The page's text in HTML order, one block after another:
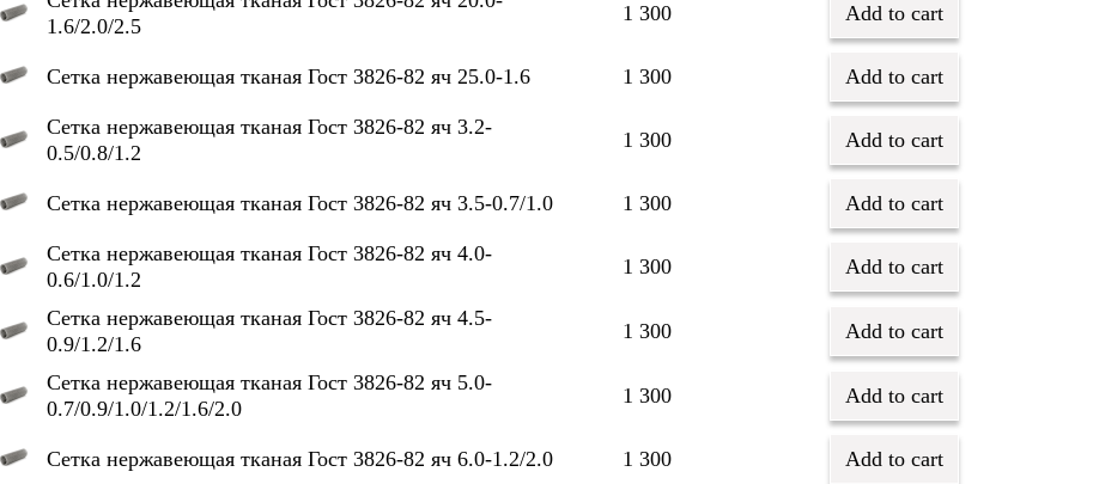
1.6/2.0/2.5
1 300 Add to cart
Сетка нержавеющая тканая Гост 3826-82 яч 25.0-1.6 1 300 Add to cart
Сетка нержавеющая тканая Гост 3826-82 яч 3.2-
0.5/0.8/1.2
1 300 Add to cart
Сетка нержавеющая тканая Гост 3826-82 яч 3.5-0.7/1.0 1 300 Add to cart
Сетка нержавеющая тканая Гост 3826-82 яч 4.0-
0.6/1.0/1.2
1 300 Add to cart
Сетка нержавеющая тканая Гост 3826-82 яч 4.5-
0.9/1.2/1.6
1 300 Add to cart
Сетка нержавеющая тканая Гост 3826-82 яч 5.0-
0.7/0.9/1.0/1.2/1.6/2.0
1 300 Add to cart
Сетка нержавеющая тканая Гост 3826-82 яч 6.0-1.2/2.0 1 300 Add to cart